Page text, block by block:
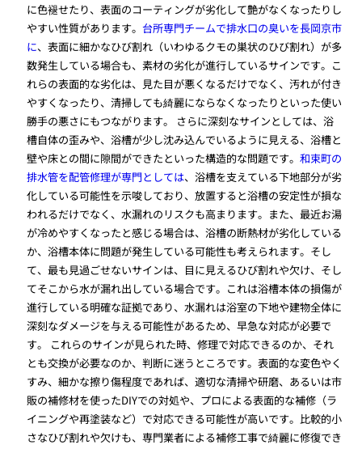
に色褪せたり、表面のコーティングが劣化して艶がなくなったりし
やすい性質があります。台所専門チームで排水口の臭いを長岡京市
に、表面に細かなひび割れ（いわゆるクモの巣状のひび割れ）が多
数発生している場合も、素材の劣化が進行しているサインです。こ
れらの表面的な劣化は、見た目が悪くなるだけでなく、汚れが付き
やすくなったり、清掃しても綺麗にならなくなったりといった使い
勝手の悪さにもつながります。 さらに深刻なサインとしては、浴
槽自体の歪みや、浴槽が少し沈み込んでいるように見える、浴槽と
壁や床との間に隙間ができたといった構造的な問題です。和束町の
排水管を配管修理が専門としては、浴槽を支えている下地部分が劣
化している可能性を示唆しており、放置すると浴槽の安定性が損な
われるだけでなく、水漏れのリスクも高まります。また、最近お湯
が冷めやすくなったと感じる場合は、浴槽の断熱材が劣化している
か、浴槽本体に問題が発生している可能性も考えられます。そし
て、最も見過ごせないサインは、目に見えるひび割れや欠け、そし
てそこから水が漏れ出している場合です。これは浴槽本体の損傷が
進行している明確な証拠であり、水漏れは浴室の下地や建物全体に
深刻なダメージを与える可能性があるため、早急な対応が必要で
す。 これらのサインが見られた時、修理で対応できるのか、それ
とも交換が必要なのか、判断に迷うところです。表面的な変色やく
すみ、細かな擦り傷程度であれば、適切な清掃や研磨、あるいは市
販の補修材を使ったDIYでの対処や、プロによる表面的な補修（ラ
イニングや再塗装など）で対応できる可能性が高いです。比較的小
さなひび割れや欠けも、専門業者による補修工事で綺麗に修復でき